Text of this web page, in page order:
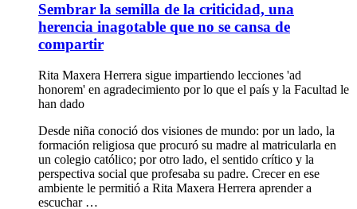
Sembrar la semilla de la criticidad, una
herencia inagotable que no se cansa de
compartir
Rita Maxera Herrera sigue impartiendo lecciones 'ad
honorem' en agradecimiento por lo que el país y la Facultad le
han dado
Desde niña conoció dos visiones de mundo: por un lado, la
formación religiosa que procuró su madre al matricularla en
un colegio católico; por otro lado, el sentido crítico y la
perspectiva social que profesaba su padre. Crecer en ese
ambiente le permitió a Rita Maxera Herrera aprender a
escuchar …